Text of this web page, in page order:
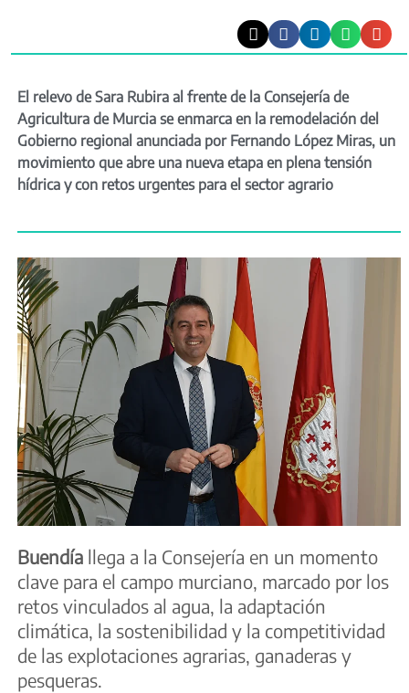
El relevo de Sara Rubira al frente de la Consejería de
Agricultura de Murcia se enmarca en la remodelación del
Gobierno regional anunciada por Fernando López Miras, un
movimiento que abre una nueva etapa en plena tensión
hídrica y con retos urgentes para el sector agrario
Buendía llega a la Consejería en un momento
clave para el campo murciano, marcado por los
retos vinculados al agua, la adaptación
climática, la sostenibilidad y la competitividad
de las explotaciones agrarias, ganaderas y
pesqueras.